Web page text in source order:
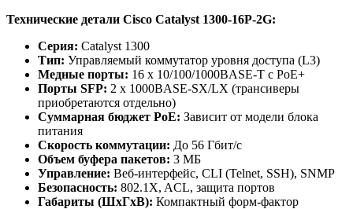
Технические детали Cisco Catalyst 1300-16P-2G:
Серия: Catalyst 1300
Тип: Управляемый коммутатор уровня доступа (L3)
Медные порты: 16 x 10/100/1000BASE-T с PoE+
Порты SFP: 2 x 1000BASE-SX/LX (трансиверы
приобретаются отдельно)
Суммарная бюджет PoE: Зависит от модели блока
питания
Скорость коммутации: До 56 Гбит/с
Объем буфера пакетов: 3 МБ
Управление: Веб-интерфейс, CLI (Telnet, SSH), SNMP
Безопасность: 802.1X, ACL, защита портов
Габариты (ШxГxВ): Компактный форм-фактор